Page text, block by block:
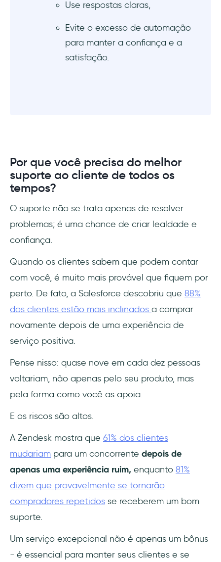
Exemplos e aplicativos de automação
1. Automação do atendimento ao cliente da
Amazon
5. Motorista automatizado e suporte ao
cliente da Uber
Coca-Cola
America
American Express
9. Automação do suporte ao cliente e base
10. Suporte automatizado ao cliente e
Chatbot de IA para responder a perguntas
Base de conhecimento para melhorar o
Algumas estatísticas relacionadas à
automação
Tendências futuras na automação do
atendimento ao cliente
1- Avanços em IA
2- Tecnologia de voz
Use respostas claras,
Evite o excesso de automação
para manter a confiança e a
satisfação.
Por que você precisa do melhor
suporte ao cliente de todos os
tempos?
O suporte não se trata apenas de resolver
problemas; é uma chance de criar lealdade e
confiança.
Quando os clientes sabem que podem contar
com você, é muito mais provável que fiquem por
perto. De fato, a Salesforce descobriu que 88%
dos clientes estão mais inclinados a comprar
novamente depois de uma experiência de
serviço positiva.
Pense nisso: quase nove em cada dez pessoas
voltariam, não apenas pelo seu produto, mas
pela forma como você as apoia.
E os riscos são altos.
A Zendesk mostra que 61% dos clientes
mudariam para um concorrente depois de
apenas uma experiência ruim, enquanto 81%
dizem que provavelmente se tornarão
compradores repetidos se receberem um bom
suporte.
Um serviço excepcional não é apenas um bônus
- é essencial para manter seus clientes e se